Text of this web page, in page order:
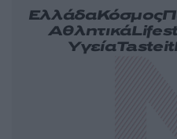
ΕλλάδαΚόσμος
Αθλητικά
ΥγείαTasteit